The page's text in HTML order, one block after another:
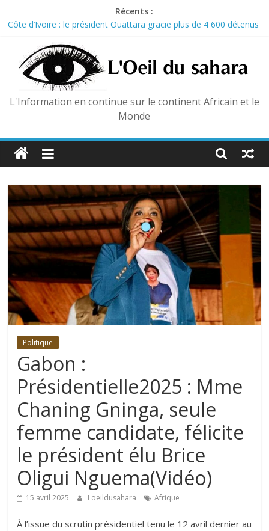
to
Récents :
Côte d’Ivoire : le président Ouattara gracie plus de 4 600 détenus
RDC : L’ONU tire la sonnette d’alarme sur la propagation d’Ebola
dans les camps de déplacés
RDC : Les légendes de la rumba frappent à la porte du
gouvernement pour réclamer leurs droits
Mali : 254 anciens combattants intègrent officiellement les
L'Information en continue sur le continent Africain et le
Monde
Politique
Gabon :
Présidentielle2025 : Mme
Chaning Gninga, seule
femme candidate, félicite
le président élu Brice
Oligui Nguema(Vidéo)
15 avril 2025 Loeildusahara Afrique
À l’issue du scrutin présidentiel tenu le 12 avril dernier au